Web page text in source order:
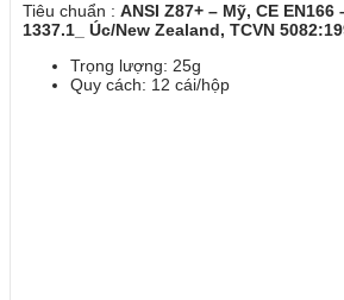
Tiêu chuẩn : ANSI Z87+ – Mỹ, CE EN166
1337.1_ Úc/New Zealand, TCVN
Trọng lượng: 25g
Quy cách: 12 cái/hộp